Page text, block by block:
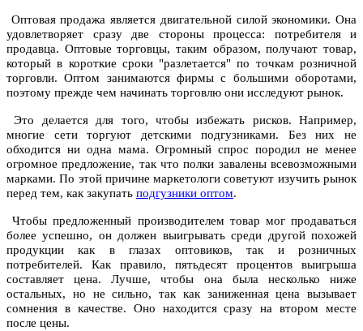
Оптовая продажа является двигательной силой экономики. Она
удовлетворяет сразу две стороны процесса: потребителя и
продавца. Оптовые торговцы, таким образом, получают товар,
который в короткие сроки "разлетается" по точкам розничной
торговли. Оптом занимаются фирмы с большими оборотами,
поэтому прежде чем начинать торговлю они исследуют рынок.
Это делается для того, чтобы избежать рисков. Например,
многие сети торгуют детскими подгузниками. Без них не
обходится ни одна мама. Огромный спрос породил не менее
огромное предложение, так что полки завалены всевозможными
марками. По этой причине маркетологи советуют изучить рынок
перед тем, как закупать подгузники оптом.
Чтобы предложенный производителем товар мог продаваться
более успешно, он должен выигрывать среди другой похожей
продукции как в глазах оптовиков, так и розничных
потребителей. Как правило, пятьдесят процентов выигрыша
составляет цена. Лучше, чтобы она была несколько ниже
остальных, но не сильно, так как заниженная цена вызывает
сомнения в качестве. Оно находится сразу на втором месте
после цены.